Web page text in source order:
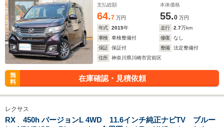
支払総額
64.7 万円
本体価格
55.0 万円
年式
2015年 走行 2.7万km
車検
車検整備付 修復
なし
保証
保証付 整備
法定整備付
住所
神奈川県川崎市宮前区
無
料
在庫確認・見積依頼
レクサス
RX 450h バージョンL 4WD 11.6インチ純正ナビTV ブルー